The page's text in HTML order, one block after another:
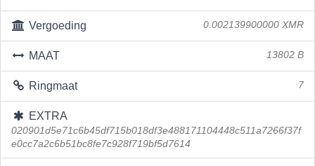
Vergoeding 0.002139900000 XMR
MAAT 13802 B
Ringmaat 7
EXTRA
020901d5e71c6b45df715b018df3e488171104448c511a7266f37f
e0cc7a2c6b51bc8fe7c928f719bf5d7614